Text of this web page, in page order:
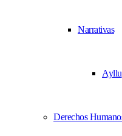
Narrativas
Ayllu
Derechos